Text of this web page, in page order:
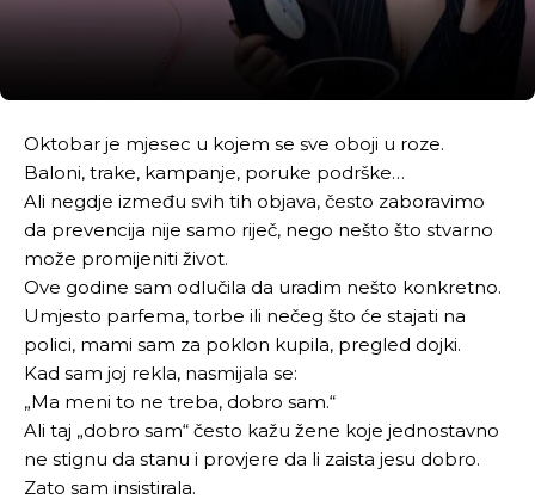
Oktobar je mjesec u kojem se sve oboji u roze.
Baloni, trake, kampanje, poruke podrške…
Ali negdje između svih tih objava, često zaboravimo
da prevencija nije samo riječ, nego nešto što stvarno
može promijeniti život.
Ove godine sam odlučila da uradim nešto konkretno.
Umjesto parfema, torbe ili nečeg što će stajati na
polici, mami sam za poklon kupila, pregled dojki.
Kad sam joj rekla, nasmijala se:
„Ma meni to ne treba, dobro sam.“
Ali taj „dobro sam“ često kažu žene koje jednostavno
ne stignu da stanu i provjere da li zaista jesu dobro.
Zato sam insistirala.